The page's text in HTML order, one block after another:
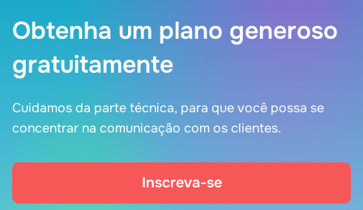
Obtenha um plano generoso
gratuitamente
Cuidamos da parte técnica, para que você possa se
concentrar na comunicação com os clientes.
Inscreva-se